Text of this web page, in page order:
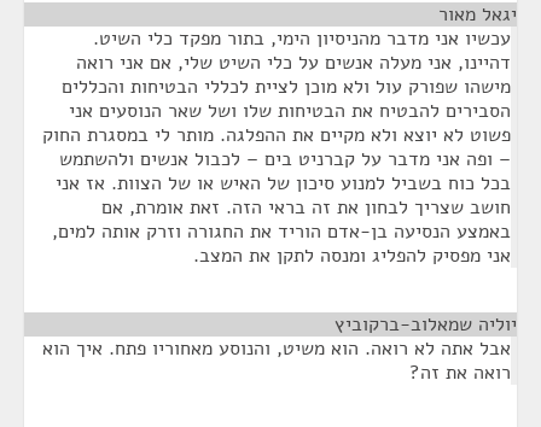
יגאל מאור
עכשיו אני מדבר מהניסיון הימי, בתור מפקד כלי השיט.
דהיינו, אני מעלה אנשים על כלי השיט שלי, אם אני רואה
מישהו שפורק עול ולא מוכן לציית לכללי הבטיחות והכללים
הסבירים להבטיח את הבטיחות שלו ושל שאר הנוסעים אני
פשוט לא יוצא ולא מקיים את ההפלגה. מותר לי במסגרת החוק
– ופה אני מדבר על קברניט בים – לכבול אנשים ולהשתמש
בכל כוח בשביל למנוע סיכון של האיש או של הצוות. אז אני
חושב שצריך לבחון את זה בראי הזה. זאת אומרת, אם
באמצע הנסיעה בן-אדם הוריד את החגורה וזרק אותה למים,
אני מפסיק להפליג ומנסה לתקן את המצב.
יוליה שמאלוב-ברקוביץ
אבל אתה לא רואה. הוא משיט, והנוסע מאחוריו פתח. איך הוא
רואה את זה?